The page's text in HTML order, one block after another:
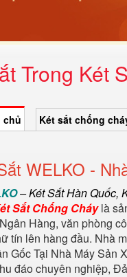
Trong Két
chủ Két sắt chống
WELKO -
–Két Sắt Hàn Quốc,
Sắt Chống Cháylà
Hàng, văn phòng
tín lên hàng đầu. Nhà
Gốc Tại Nhà Máy
đáo chuyên nghiệp,